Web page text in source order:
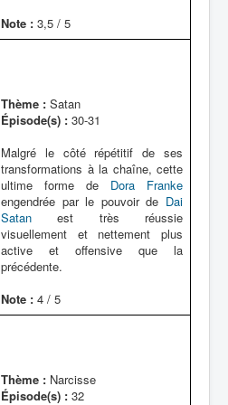
Note : 3,5 / 5
Thème : Satan
Épisode(s) : 30-31
Malgré le côté répétitif de ses
transformations à la chaîne, cette
ultime forme de Dora Franke
engendrée par le pouvoir de Dai
Satan est très réussie
visuellement et nettement plus
active et offensive que la
précédente.
Note : 4 / 5
Thème : Narcisse
Épisode(s) : 32